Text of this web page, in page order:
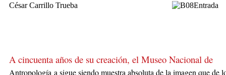
César Carrillo Trueba
A cincuenta años de su creación, el Museo Nacional de
Antropología a sigue siendo muestra absoluta de la imagen que de